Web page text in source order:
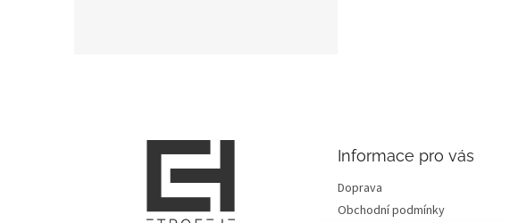
Informace pro vás
Doprava
Obchodní podmínky